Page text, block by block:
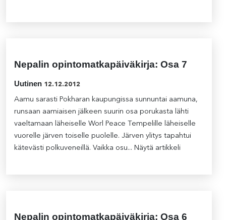
Nepalin opintomatkapäiväkirja: Osa 7
Uutinen 12.12.2012
Aamu sarasti Pokharan kaupungissa sunnuntai aamuna,
runsaan aamiaisen jälkeen suurin osa porukasta lähti
vaeltamaan läheiselle Worl Peace Tempelille läheiselle
vuorelle järven toiselle puolelle. Järven ylitys tapahtui
kätevästi polkuveneillä. Vaikka osu... Näytä artikkeli
Nepalin opintomatkapäiväkirja: Osa 6